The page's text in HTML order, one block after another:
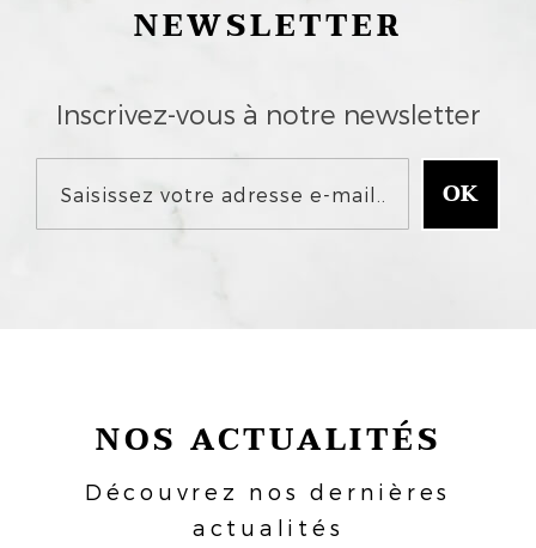
NEWSLETTER
Inscrivez-vous à notre newsletter
NOS ACTUALITÉS
Découvrez nos dernières
actualités